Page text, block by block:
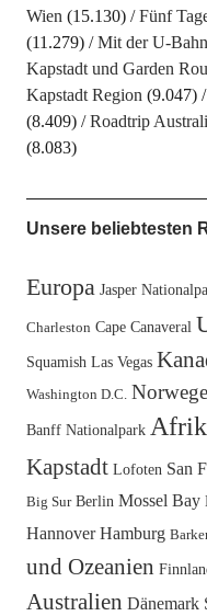
Wien (15.130)
Fünf
(11.279)
Mit der U-
Kapstadt und Garden
Kapstadt Region (9.047)
(8.409)
Roadtrip
(8.083)
Unsere beliebtesten
Europa Jasper
Charleston Cape Canaveral
Squamish Las Vegas
Washington D.C.
Banff Nationalpark
Kapstadt Lofoten San
Big Sur Berlin Mossel Bay
Hannover Hamburg
und Ozeanien
Australien Dänemark